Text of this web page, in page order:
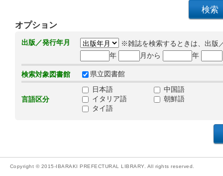
オプション
出版／発行年月
※雑誌を検索するときは、出版
年
月から 年
検索対象図書館 県立図書館
言語区分
日本語
中国語
イタリア語
朝鮮語
タイ語
Copyright © 2015-IBARAKI PREFECTURAL LIBRARY. All rights reserved.